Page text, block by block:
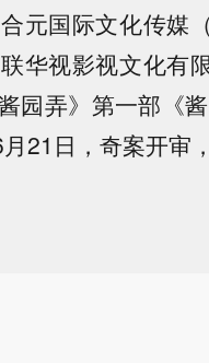
元国际文化传媒
华视影视文化有
园弄》第一部《
21日，奇案开审